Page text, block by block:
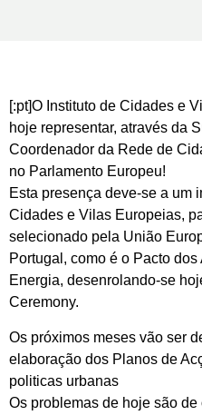
[:pt]O Instituto de Cidades e
hoje representar, através da
Coordenador da Rede de
no Parlamento Europeu!
Esta presença deve-se a um
Cidades e Vilas Europeias,
selecionado pela União
Portugal, como é o Pacto
Energia, desenrolando-se
Ceremony.
Os próximos meses vão ser
elaboração dos Planos de
politicas urbanas
Os problemas de hoje são